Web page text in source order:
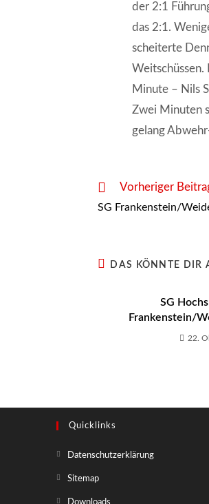
der 2:1
das 2:1.
scheiterte
Minute – Nils
Zwei Minuten
gelang
Weitere
ansehen
Vorheriger
SG Frankenstein/
DAS KÖNNTE DIR
SG
Frankenstein/
22.
Quicklinks
DatenschutzerklärungOpens
Sitemap
Downloads